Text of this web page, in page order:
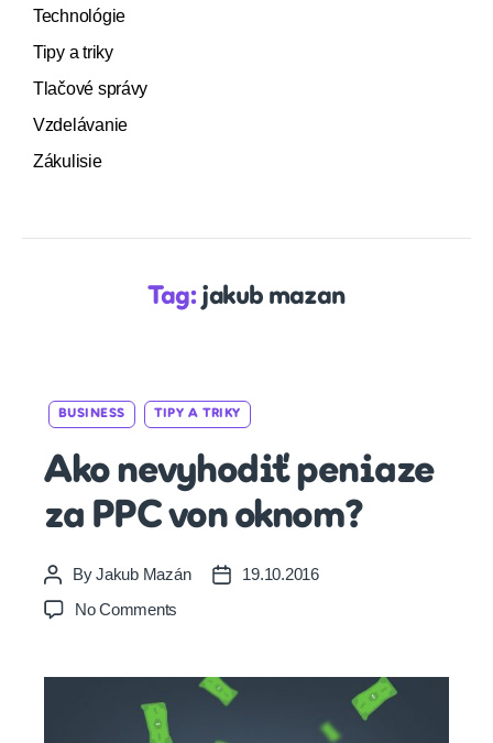
Technológie
Tipy a triky
Tlačové správy
Vzdelávanie
Zákulisie
Tag: jakub mazan
Categories
BUSINESS TIPY A TRIKY
Ako nevyhodiť peniaze
za PPC von oknom?
Post
author
ByJakub Mazán
Post19.10.2016
No Comments
peniaze